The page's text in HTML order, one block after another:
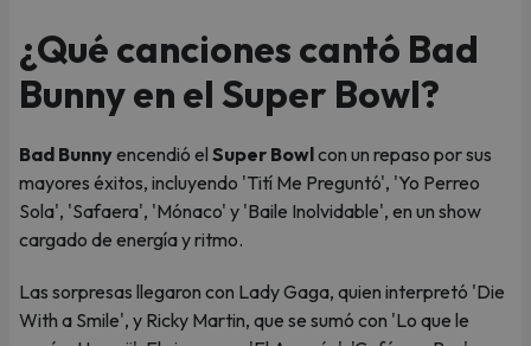
¿Qué canciones cantó Bad
Bunny en el Super Bowl?
Bad Bunnyencendió el Super Bowlcon un repaso por sus
mayores éxitos, incluyendo 'Tití Me Preguntó', 'Yo Perreo
Sola', 'Safaera', 'Mónaco' y 'Baile Inolvidable', en un show
cargado de energía y ritmo.
Las sorpresas llegaron con Lady Gaga, quien interpretó 'Die
With a Smile', y Ricky Martin, que se sumó con 'Lo que le